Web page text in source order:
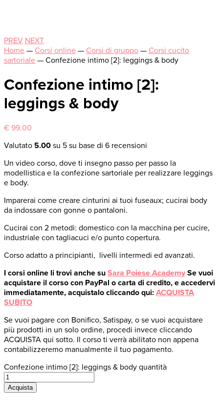
PREV NEXT
Home — Corsi online — Corsi di gruppo — Corsi cucito
sartoriale — Confezione intimo [2]: leggings & body
Confezione intimo [2]:
leggings & body
€ 99.00
Valutato 5.00 su 5 su base di 6 recensioni
Un video corso, dove ti insegno passo per passo la
modellistica e la confezione sartoriale per realizzare leggings
e body.
Imparerai come creare cinturini ai tuoi fuseaux; cucirai body
da indossare con gonne o pantaloni.
Cucirai con 2 metodi: domestico con la macchina per cucire,
industriale con tagliacuci e/o punto copertura.
Corso adatto a principianti, livelli intermedi ed avanzati.
I corsi online li trovi anche su Sara Poiese Academy Se vuoi
acquistare il corso con PayPal o carta di credito, e accedervi
immediatamente, acquistalo cliccando qui: ACQUISTA
SUBITO
Se vuoi pagare con Bonifico, Satispay, o se vuoi acquistare
più prodotti in un solo ordine, procedi invece cliccando
ACQUISTA qui sotto. Il corso ti verrà abilitato non appena
contabilizzeremo manualmente il tuo pagamento.
Confezione intimo [2]: leggings & body quantità
Acquista